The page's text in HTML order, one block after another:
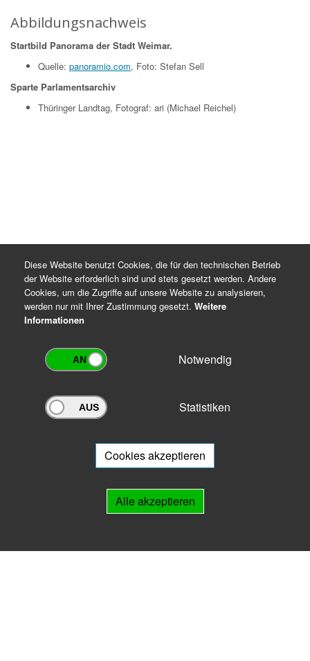
Abbildungsnachweis
Startbild Panorama der Stadt Weimar.
Quelle: panoramio.com, Foto: Stefan Sell
Sparte Parlamentsarchiv
Thüringer Landtag, Fotograf: ari (Michael Reichel)
Archivportal Thüringen
Ihnen beratend zur Seite.
Diese Website benutzt Cookies, die für den technischen Betrieb
der Website erforderlich sind und stets gesetzt werden. Andere
Cookies, um die Zugriffe auf unsere Website zu analysieren,
werden nur mit Ihrer Zustimmung gesetzt. Weitere
Informationen
Notwendig
Statistiken
Cookies akzeptieren
Alle akzeptieren